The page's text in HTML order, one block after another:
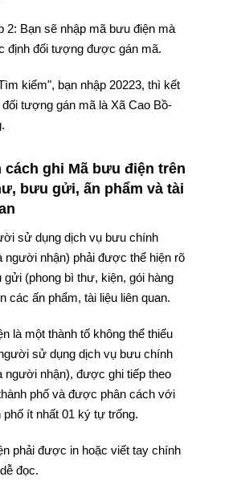
2: Bạn sẽ nhập mã bưu điện mà
định đối tượng được gán mã.
kiếm", bạn nhập 20223, thì kết
tượng gán mã là Xã Cao Bồ-
cách ghi Mã bưu điện trên
bưu gửi, ấn phẩm và tài
sử dụng dịch vụ bưu chính
người nhận) phải được thể hiện rõ
gửi (phong bì thư, kiện, gói hàng
các ấn phẩm, tài liệu liên quan.
là một thành tố không thể thiếu
sử dụng dịch vụ bưu chính
người nhận), được ghi tiếp theo
phố và được phân cách với
phố ít nhất 01 ký tự trống.
phải được in hoặc viết tay chính
đọc.